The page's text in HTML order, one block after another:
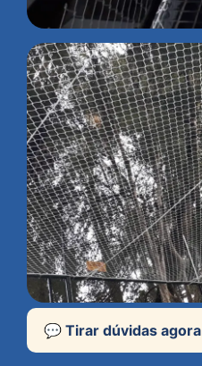
💬 Tirar dúvidas agora